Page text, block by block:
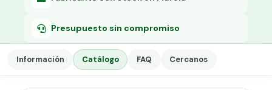
Presupuesto sin compromiso
Información Catálogo FAQ Cercanos